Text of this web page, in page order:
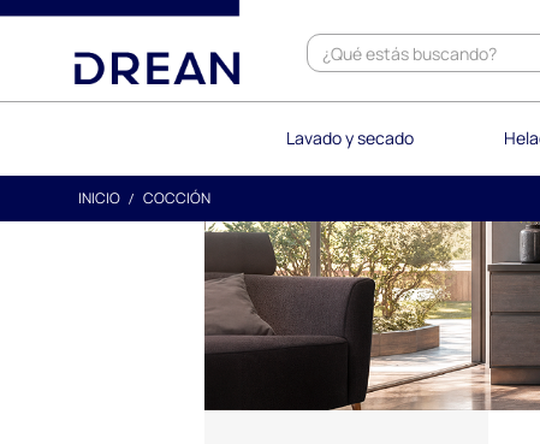
text.skipToContent
text.skipToNavigation
Lavado y secado
INICIO COCCIÓN